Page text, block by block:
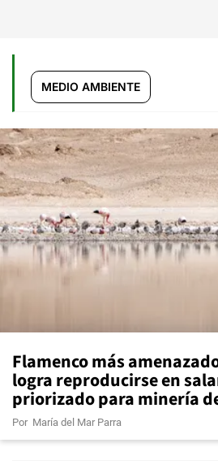
MEDIO AMBIENTE
Flamenco más
logra reproducirse en
priorizado para minería
Por María del Mar Parra